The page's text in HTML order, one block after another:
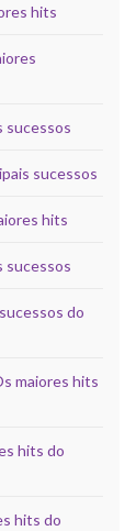
hits
sucessos
sucessos
hits
sucessos
do
maiores hits
hits do
hits do